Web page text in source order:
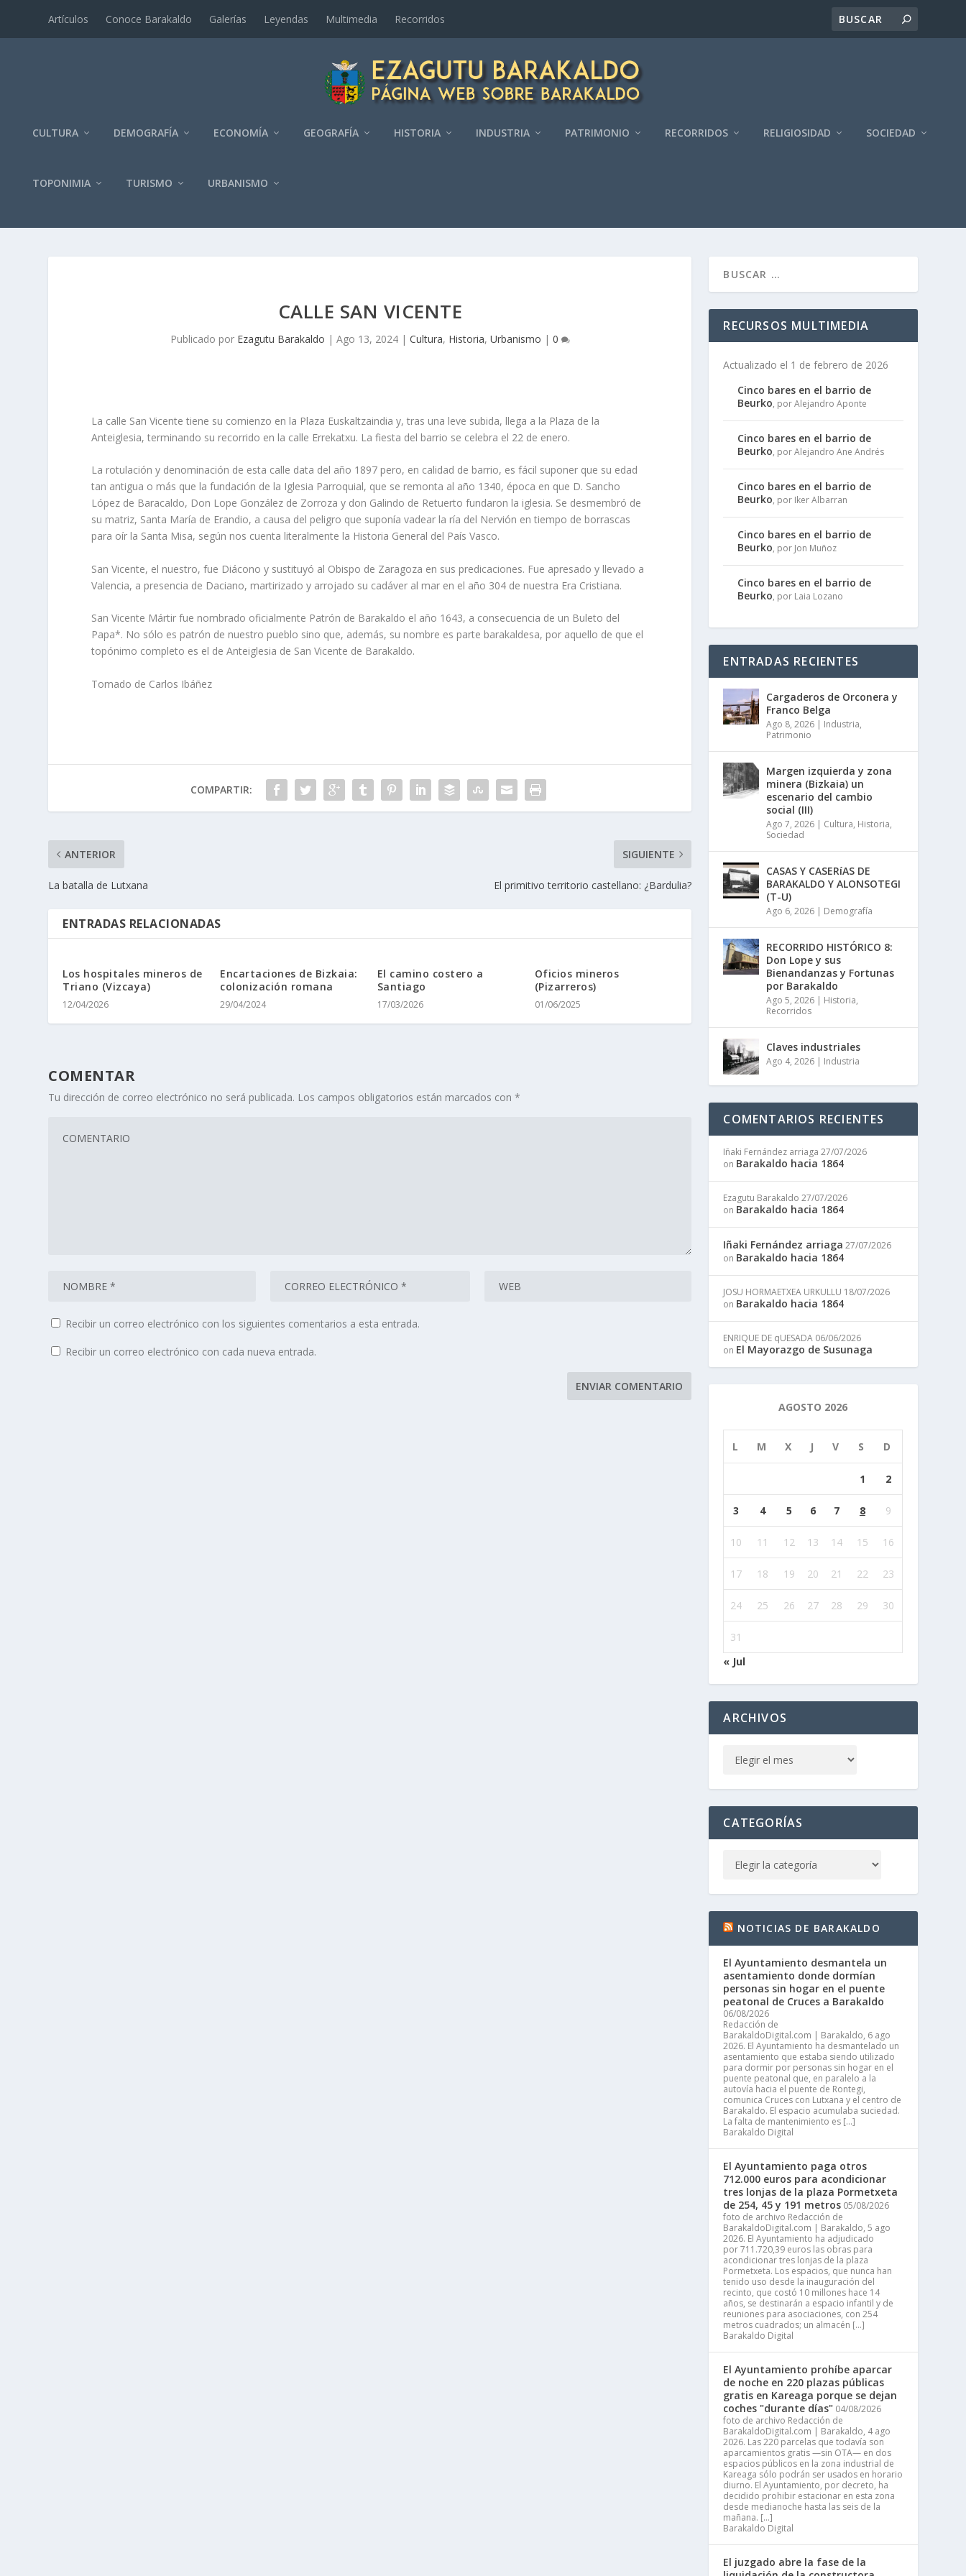
Artí­culos Conoce Barakaldo Galerí­as Leyendas Multimedia Recorridos
CULTURA DEMOGRAFÍA ECONOMÍA GEOGRAFÍ­A HISTORIA INDUSTRIA PATRIMONIO RECORRIDOS RELIGIOSIDAD SOCIEDAD
TOPONIMIA TURISMO URBANISMO
CALLE SAN VICENTE
Publicado por Ezagutu Barakaldo | Ago 13, 2024| Cultura, Historia, Urbanismo | 0
La calle San Vicente tiene su comienzo en la Plaza Euskaltzaindia y, tras una leve subida, llega a la Plaza de la
Anteiglesia, terminando su re­corrido en la calle Errekatxu. La fiesta del barrio se celebra el 22 de enero.
La rotulación y denominación de esta calle data del año 1897 pero, en calidad de barrio, es fácil suponer que su edad
tan antigua o más que la fundación de la Iglesia Parroquial, que se remonta al año 1340, época en que D. Sancho
López de Baracaldo, Don Lope González de Zorroza y don Galindo de Retuerto fundaron la iglesia. Se desmembró de
su matriz, Santa María de Erandio, a causa del peligro que suponía vadear la ría del Nervión en tiempo de borrascas
para oír la Santa Misa, según nos cuenta literal­mente la Historia General del País Vasco.
San Vicente, el nuestro, fue Diácono y sustituyó al Obispo de Zara­goza en sus predicaciones. Fue apresado y llevado a
Valencia, a presencia de Daciano, martirizado y arrojado su cadáver al mar en el año 304 de nuestra Era Cristiana.
San Vicente Mártir fue nombrado oficialmente Patrón de Barakaldo el año 1643, a consecuencia de un Buleto del
Papa*. No sólo es patrón de nuestro pueblo sino que, además, su nombre es parte barakaldesa, por aquello de que el
topónimo completo es el de Anteiglesia de San Vicente de Barakaldo.
Tomado de Carlos Ibáñez
COMPARTIR:
ANTERIOR
La batalla de Lutxana
SIGUIENTE
El primitivo territorio castellano: ¿Bardulia?
ENTRADAS RELACIONADAS
Los hospitales mineros de
Triano (Vizcaya)
12/04/2026
Encartaciones de Bizkaia:
colonización romana
29/04/2024
El camino costero a
Santiago
17/03/2026
Oficios mineros
(Pizarreros)
01/06/2025
COMENTAR
Tu dirección de correo electrónico no será publicada. Los campos obligatorios están marcados con*
Recibir un correo electrónico con los siguientes comentarios a esta entrada.
Recibir un correo electrónico con cada nueva entrada.
RECURSOS MULTIMEDIA
Actualizado el 1 de febrero de 2026
Cinco bares en el barrio de
Beurko, por Alejandro Aponte
Cinco bares en el barrio de
Beurko, por Alejandro Ane Andrés
Cinco bares en el barrio de
Beurko, por Iker Albarran
Cinco bares en el barrio de
Beurko, por Jon Muñoz
Cinco bares en el barrio de
Beurko, por Laia Lozano
ENTRADAS RECIENTES
Cargaderos de Orconera y
Franco Belga
Ago 8, 2026 | Industria,
Patrimonio
Margen izquierda y zona
minera (Bizkaia) un
escenario del cambio
social (III)
Ago 7, 2026 | Cultura, Historia,
Sociedad
CASAS Y CASERíAS DE
BARAKALDO Y ALONSOTEGI
(T-U)
Ago 6, 2026 | Demografía
RECORRIDO HISTÓRICO 8:
Don Lope y sus
Bienandanzas y Fortunas
por Barakaldo
Ago 5, 2026 | Historia,
Recorridos
Claves industriales
Ago 4, 2026 | Industria
COMENTARIOS RECIENTES
Iñaki Fernández arriaga 27/07/2026
on Barakaldo hacia 1864
Ezagutu Barakaldo 27/07/2026
on Barakaldo hacia 1864
Iñaki Fernández arriaga 27/07/2026
on Barakaldo hacia 1864
JOSU HORMAETXEA URKULLU 18/07/2026
on Barakaldo hacia 1864
ENRIQUE DE qUESADA 06/06/2026
on El Mayorazgo de Susunaga
AGOSTO 2026
L M X J V S D
1 2
3 4 5 6 7 8 9
10 11 12 13 14 15 16
17 18 19 20 21 22 23
24 25 26 27 28 29 30
31
« Jul
ARCHIVOS
CATEGORÍAS
NOTICIAS DE BARAKALDO
El Ayuntamiento desmantela un
asentamiento donde dormían
personas sin hogar en el puente
peatonal de Cruces a Barakaldo
06/08/2026
Redacción de
BarakaldoDigital.com | Barakaldo, 6 ago
2026. El Ayuntamiento ha desmantelado un
asentamiento que estaba siendo utilizado
para dormir por personas sin hogar en el
puente peatonal que, en paralelo a la
autovía hacia el puente de Rontegi,
comunica Cruces con Lutxana y el centro de
Barakaldo. El espacio acumulaba suciedad.
La falta de mantenimiento es […]
Barakaldo Digital
El Ayuntamiento paga otros
712.000 euros para acondicionar
tres lonjas de la plaza Pormetxeta
de 254, 45 y 191 metros 05/08/2026
foto de archivo Redacción de
BarakaldoDigital.com | Barakaldo, 5 ago
2026. El Ayuntamiento ha adjudicado
por 711.720,39 euros las obras para
acondicionar tres lonjas de la plaza
Pormetxeta. Los espacios, que nunca han
tenido uso desde la inauguración del
recinto, que costó 10 millones hace 14
años, se destinarán a espacio infantil y de
reuniones para asociaciones, con 254
metros cuadrados; un almacén […]
Barakaldo Digital
El Ayuntamiento prohíbe aparcar
de noche en 220 plazas públicas
gratis en Kareaga porque se dejan
coches "durante días" 04/08/2026
foto de archivo Redacción de
BarakaldoDigital.com | Barakaldo, 4 ago
2026. Las 220 parcelas que todavía son
aparcamientos gratis —sin OTA— en dos
espacios públicos en la zona industrial de
Kareaga sólo podrán ser usados en horario
diurno. El Ayuntamiento, por decreto, ha
decidido prohibir estacionar en esta zona
desde medianoche hasta las seis de la
mañana. […]
Barakaldo Digital
El juzgado abre la fase de la